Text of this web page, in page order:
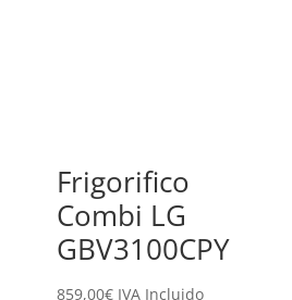
Frigorifico
Combi LG
GBV3100CPY
859,00€ IVA Incluido